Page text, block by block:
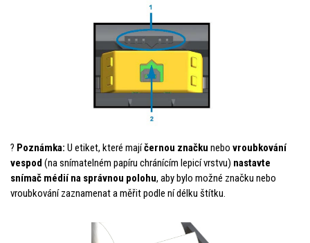
? Poznámka: U etiket, které majíčernou značku nebo vroubkování
vespod (na snímatelném papíru chránícím lepicí vrstvu) nastavte
snímač médií na správnou polohu, aby bylo možné značku nebo
vroubkování zaznamenat a měřit podle ní délku štítku.